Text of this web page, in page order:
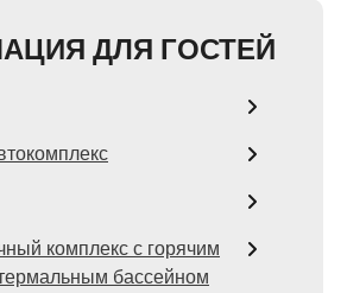
ДЛЯ ГОСТЕЙ
комплекс с горячим
бассейном